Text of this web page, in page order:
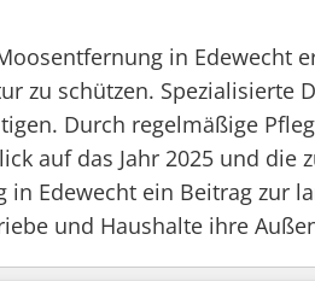
in Edewecht
zu schützen. Spezialisierte
Durch regelmäßige
auf das Jahr 2025 und
in Edewecht ein Beitrag zur
und Haushalte ihre